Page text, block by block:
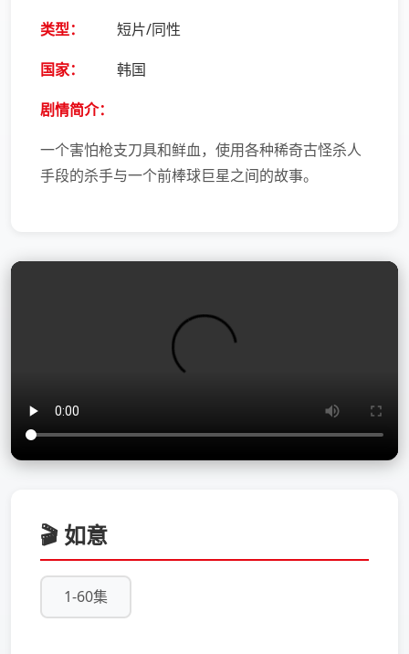
类型：
短片/同性
国家：
韩国
剧情简介：
一个害怕枪支刀具和鲜血，使用各种稀奇古怪杀人
手段的杀手与一个前棒球巨星之间的故事。
🎬 如意
1-60集